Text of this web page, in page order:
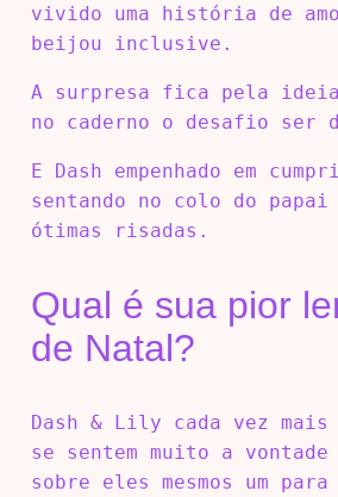
vivido uma história de
beijou inclusive.
A surpresa fica pela
no caderno o desafio ser
E Dash empenhado em
sentando no colo do papai
ótimas risadas.
Qual é sua pior
de Natal?
Dash & Lily cada vez
se sentem muito a vontade
sobre eles mesmos um